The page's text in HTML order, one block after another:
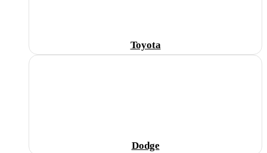
Toyota
Dodge